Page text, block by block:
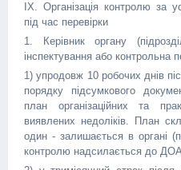
IХ. Організація контролю за
під час перевірки
1. Керівник органу
інспектування або контрольна
1) упродовж 10 робочих днів
порядку підсумкового
план організаційних та
виявлених недоліків. План
один - залишається в органі
контролю надсилається до